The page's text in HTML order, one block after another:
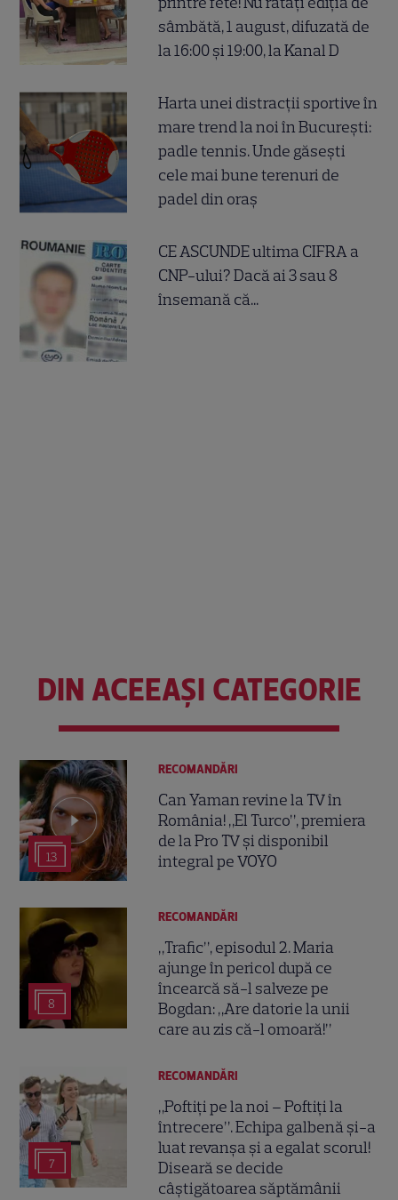
sâmbătă, 1 august, difuzată de
la 16:00 și 19:00, la Kanal D
Harta unei distracții sportive în
mare trend la noi în București:
padle tennis. Unde găsești
cele mai bune terenuri de
padel din oraș
CE ASCUNDE ultima CIFRA a
CNP-ului? Dacă ai 3 sau 8
însemană că...
DIN ACEEAȘI CATEGORIE
13
RECOMANDĂRI
Can Yaman revine la TV în
România! „El Turco”, premiera
de la Pro TV și disponibil
integral pe VOYO
8
RECOMANDĂRI
„Trafic”, episodul 2. Maria
ajunge în pericol după ce
încearcă să-l salveze pe
Bogdan: „Are datorie la unii
care au zis că-l omoară!”
7
RECOMANDĂRI
„Poftiți pe la noi – Poftiți la
întrecere”. Echipa galbenă și-a
luat revanșa și a egalat scorul!
Diseară se decide
câștigătoarea săptămânii